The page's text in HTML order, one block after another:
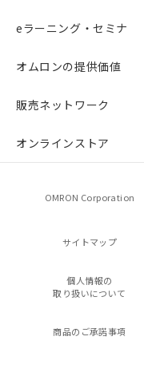
eラーニング・セミナ
オムロンの提供価値
販売ネットワーク
オンラインストア
OMRON Corporation
サイトマップ
個人情報の
取り扱いについて
商品のご承諾事項